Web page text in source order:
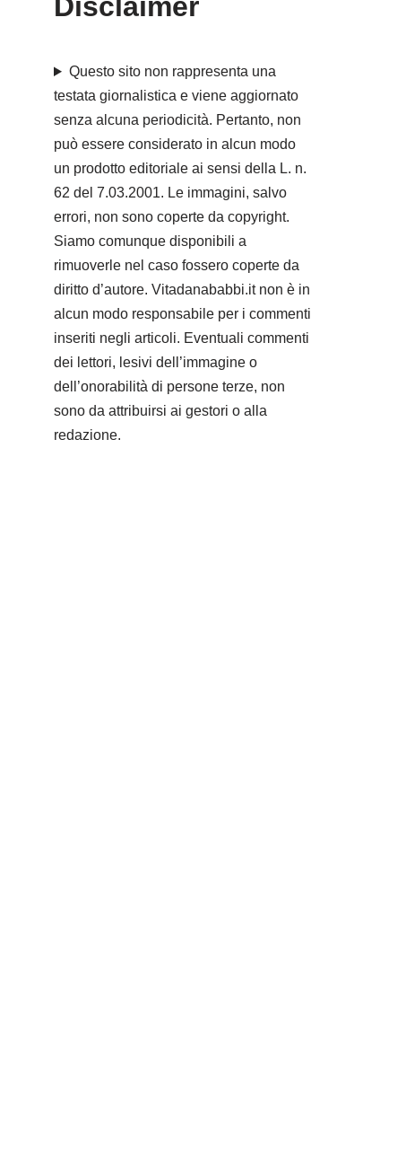
Questo sito non rappresenta una
testata giornalistica e viene aggiornato
senza alcuna periodicità. Pertanto, non
può essere considerato in alcun modo
un prodotto editoriale ai sensi della L. n.
62 del 7.03.2001. Le immagini, salvo
errori, non sono coperte da copyright.
Siamo comunque disponibili a
rimuoverle nel caso fossero coperte da
diritto d’autore. Vitadanababbi.it non è in
alcun modo responsabile per i commenti
inseriti negli articoli. Eventuali commenti
dei lettori, lesivi dell’immagine o
dell’onorabilità di persone terze, non
sono da attribuirsi ai gestori o alla
redazione.